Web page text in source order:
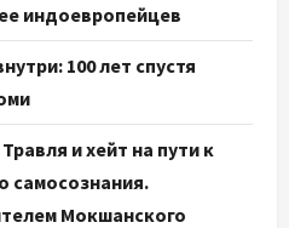
индоевропейцев
100 лет спустя
Травля и хейт на пути к
самосознания.
Мокшанского